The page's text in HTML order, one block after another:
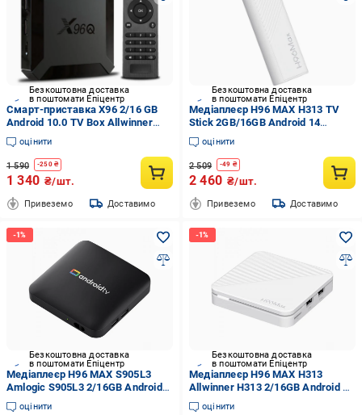
Безкоштовна доставка
в поштомати Епіцентр
Смарт-приставка X96 2/16 GB
Android 10.0 TV Box Allwinner
H313
оцінити
1 590 -250₴
1 340 ₴/шт.
Привеземо Доставимо
Безкоштовна доставка
в поштомати Епіцентр
Медіаплеєр H96 MAX H313 TV
Stick 2GB/16GB Android 14
Allwinner WiFi dual band Білий
оцінити
2 509 -49 ₴
2 460 ₴/шт.
Привеземо Доставимо
Безкоштовна доставка
в поштомати Епіцентр
Медіаплеєр H96 MAX S905L3
Amlogic S905L3 2/16GB Android
14 LAN 100M WiFi
оцінити
Безкоштовна доставка
в поштомати Епіцентр
Медіаплеєр H96 MAX H313
Allwinner H313 2/16GB Android 14
WiFi LAN 100M
оцінити